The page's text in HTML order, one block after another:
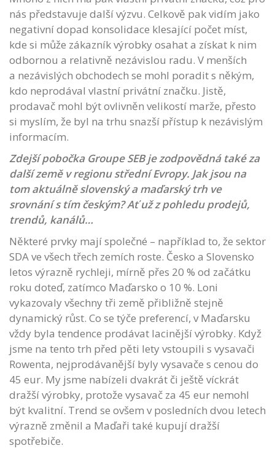
nás představuje další výzvu. Celkově pak vidím jako
negativní dopad konsolidace klesající počet míst,
kde si může zákazník výrobky osahat a získat k nim
odbornou a relativně nezávislou radu. V menších
a nezávislých obchodech se mohl poradit s někým,
kdo neprodával vlastní privátní značku. Jistě,
prodavač mohl být ovlivněn velikostí marže, přesto
si myslím, že byl na trhu snazší přístup k nezávislým
informacím.
Zdejší pobočka Groupe SEB je zodpovědná také za
další země v regionu střední Evropy. Jak jsou na
tom aktuálně slovenský a maďarský trh ve
srovnání s tím českým? Ať už z pohledu prodejů,
trendů, kanálů…
Některé prvky mají společné – například to, že sektor
SDA ve všech třech zemích roste. Česko a Slovensko
letos výrazně rychleji, mírně přes 20 % od začátku
roku doteď, zatímco Maďarsko o 10 %. Loni
vykazovaly všechny tři země přibližně stejně
dynamický růst. Co se týče preferencí, v Maďarsku
vždy byla tendence prodávat lacinější výrobky. Když
jsme na tento trh před pěti lety vstoupili s vysavači
Rowenta, nejprodávanější byly vysavače s cenou do
45 eur. My jsme nabízeli dvakrát či ještě víckrát
dražší výrobky, protože vysavač za 45 eur nemohl
být kvalitní. Trend se ovšem v posledních dvou letech
výrazně změnil a Maďaři také kupují dražší
spotřebiče.